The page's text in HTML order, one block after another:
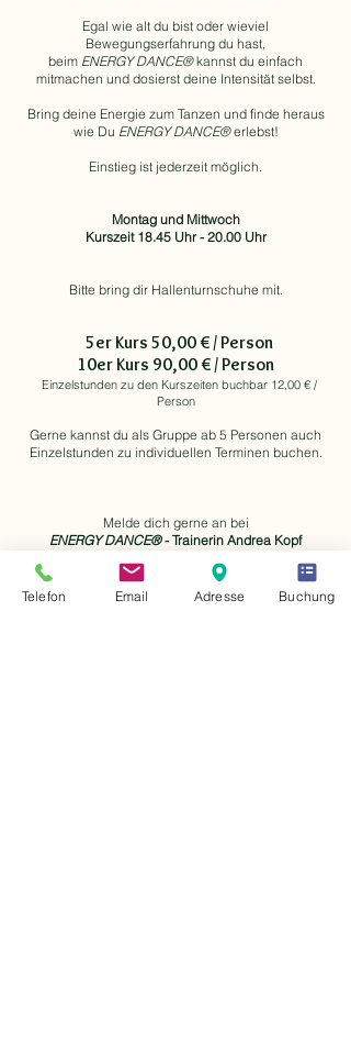
Egal wie alt du bist oder wieviel
Bewegungserfahrung du hast,
beim ENERGY DANCE®kannst du einfach
mitmachen und dosierst deine Intensität selbst.
Bring deine Energie zum Tanzen und finde heraus
wie Du ENERGY DANCE®erlebst!
Einstieg ist jederzeit möglich.
Montag und Mittwoch
Kurszeit 18.45 Uhr - 20.00 Uhr
Bitte bring dir Hallenturnschuhe mit.
5er Kurs 50,00 € / Person
10er Kurs 90,00 € / Person
Einzelstunden zu den Kurszeiten buchbar 12,00 € /
Person
Gerne kannst du als Gruppe ab 5 Personen auch
Einzelstunden zu individuellen Terminen buchen.
Melde dich gerne an bei
ENERGY DANCE®- Trainerin Andrea Kopf
Telefon Email Adresse Buchung